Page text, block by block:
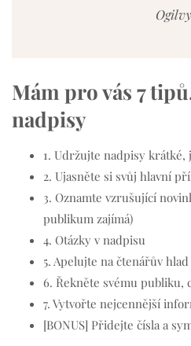
Mám pro vás 7
nadpisy
1. Udržujte nadpisy krátké,
2. Ujasněte si svůj hlavní
3. Oznamte vzrušující
publikum zajímá)
4. Otázky v nadpisu
5. Apelujte na čtenářův
6. Řekněte svému publiku,
7. Vytvořte nejcennější
[BONUS] Přidejte čísla a